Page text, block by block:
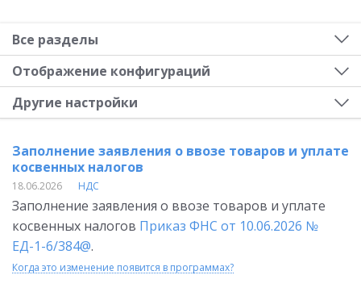
Заполнение заявления о ввозе товаров и уплате
косвенных налогов
18.06.2026 НДС
Заполнение заявления о ввозе товаров и уплате
косвенных налогов Приказ ФНС от 10.06.2026 №
ЕД-1-6/384@.
Когда это изменение появится в программах?
Все разделы
Отображение конфигураций
Другие настройки